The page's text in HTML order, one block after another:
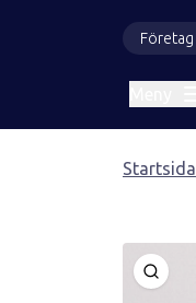
Företag
Startsida
Öppna